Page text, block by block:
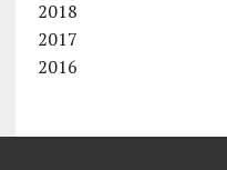
2018
2017
2016